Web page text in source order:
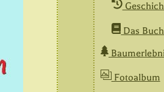
Das Buch
Fotoalbum